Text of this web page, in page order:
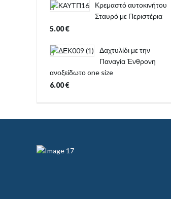
Κρεμαστό αυτοκινήτου
Σταυρό με Περιστέρια
5.00€
Δαχτυλίδι με την
Παναγία Ένθρονη
ανοξείδωτο one size
6.00€